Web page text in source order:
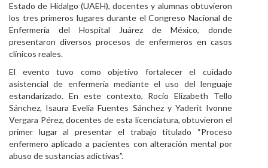
Estado de Hidalgo (UAEH), docentes y alumnas obtuvieron
los tres primeros lugares durante el Congreso Nacional de
Enfermería del Hospital Juárez de México, donde
presentaron diversos procesos de enfermeros en casos
clínicos reales.
El evento tuvo como objetivo fortalecer el cuidado
asistencial de enfermería mediante el uso del lenguaje
estandarizado. En este contexto, Rocío Elizabeth Tello
Sánchez, Isaura Evelia Fuentes Sánchez y Yaderit Ivonne
Vergara Pérez, docentes de esta licenciatura, obtuvieron el
primer lugar al presentar el trabajo titulado “Proceso
enfermero aplicado a pacientes con alteración mental por
abuso de sustancias adictivas”.